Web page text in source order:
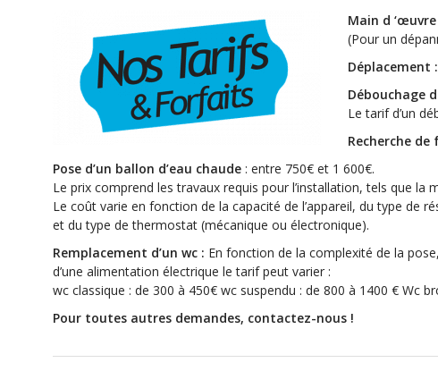
Main d ‘œuvre
(Pour un
Déplacement :
Débouchage
Le tarif d’un
Recherche de
Pose d’un ballon d’eau chaude : entre 750€ et 1 600€.
Le prix comprend les travaux requis pour l’installation, tels que la
Le coût varie en fonction de la capacité de l’appareil, du type de
et du type de thermostat (mécanique ou électronique).
Remplacement d’un wc : En fonction de la complexité de la
d’une alimentation électrique le tarif peut varier :
wc classique : de 300 à 450€ wc suspendu : de 800 à 1400 € Wc
Pour toutes autres demandes, contactez-nous !